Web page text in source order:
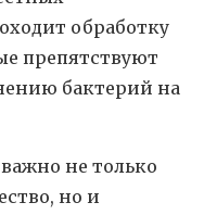
обработку
препятствуют
бактерий на
не только
но и